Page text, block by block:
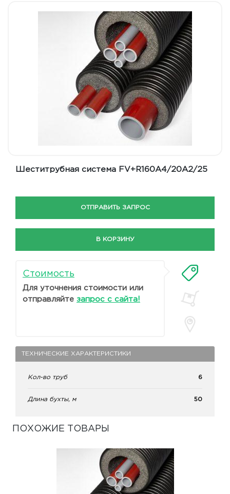
Шеститрубная система FV+R160A4/20A2/25
ОТПРАВИТЬ ЗАПРОС
В КОРЗИНУ
Стоимость
Для уточнения стоимости или
отправляйте запрос с сайта!
ТЕХНИЧЕСКИЕ ХАРАКТЕРИСТИКИ
Кол-во труб 6
Длина бухты, м 50
ПОХОЖИЕ ТОВАРЫ